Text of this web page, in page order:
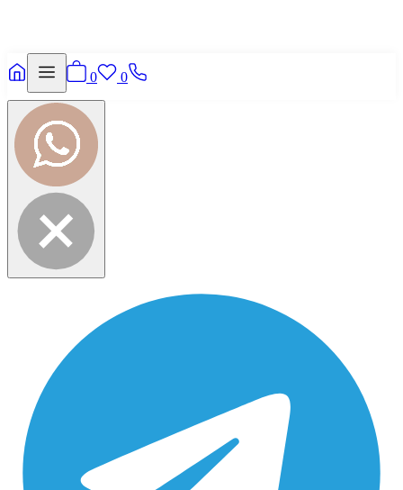
0 0